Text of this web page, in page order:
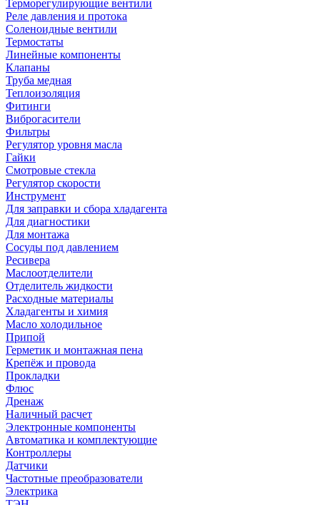
Терморегулирующие вентили
Реле давления и протока
Соленоидные вентили
Термостаты
Линейные компоненты
Клапаны
Труба медная
Теплоизоляция
Фитинги
Виброгасители
Фильтры
Регулятор уровня масла
Гайки
Смотровые стекла
Регулятор скорости
Инструмент
Для заправки и сбора хладагента
Для диагностики
Для монтажа
Сосуды под давлением
Ресивера
Маслоотделители
Отделитель жидкости
Расходные материалы
Хладагенты и химия
Масло холодильное
Припой
Герметик и монтажная пена
Крепёж и провода
Прокладки
Флюс
Дренаж
Наличный расчет
Электронные компоненты
Автоматика и комплектующие
Контроллеры
Датчики
Частотные преобразователи
Электрика